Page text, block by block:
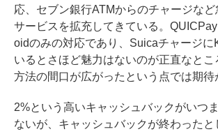
応、セブン銀行ATMからのチャージな
サービスを拡充してきている。
oidのみの対応であり、Suicaチャージに
いるとさほど魅力はないのが正直なとこ
方法の間口が広がったという点では期待
2%という高いキャッシュバックがいつ
ないが、キャッシュバックが終わった